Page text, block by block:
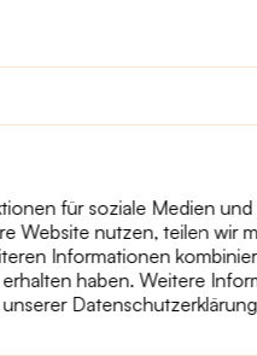
für soziale Medien und
Website nutzen, teilen wir
Informationen
haben. Weitere
Kontakt
Widerruf
Sitemap